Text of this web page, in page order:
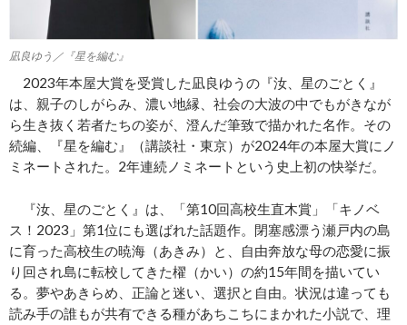
凪良ゆう／『星を編む』
2023年本屋大賞を受賞した凪良ゆうの『汝、星のごとく』
は、親子のしがらみ、濃い地縁、社会の大波の中でもがきなが
ら生き抜く若者たちの姿が、澄んだ筆致で描かれた名作。その
続編、『星を編む』（講談社・東京）が2024年の本屋大賞にノ
ミネートされた。2年連続ノミネートという史上初の快挙だ。
『汝、星のごとく』は、「第10回高校生直木賞」「キノベ
ス！2023」第1位にも選ばれた話題作。閉塞感漂う瀬戸内の島
に育った高校生の暁海（あきみ）と、自由奔放な母の恋愛に振
り回され島に転校してきた櫂（かい）の約15年間を描いてい
る。夢やあきらめ、正論と迷い、選択と自由。状況は違っても
読み手の誰もが共有できる種があちこちにまかれた小説で、理